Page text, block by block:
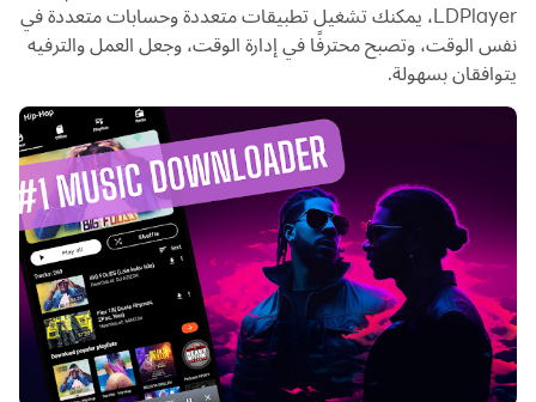
الماوس ولوحة المفاتيح أسرع بكثير من لمس الشاشة، ولن داعي
للقلق أبدًا بشأن قوة جهازك.
تطبيقات وحسابات متعددة على جهاز الكمبيوتر الخاص بك.
تعمل وظيفة نقل الملفات بين المحاكي والكمبيوتر على تسهيل
مشاركة الصور ومقاطع الفيديو والملفات.
قم بتنزيل تنزيل الموسيقى وتشغيله على جهاز الكمبيوتر الآن
واستمتع بالشاشة الكبيرة وجودة الصورة عالية الوضوح لإصدار
الكمبيوتر الشخصي!
AT Music Downloader: أفضل تطبيق موسيقى مجاني يعمل
LDPlayer، يمكنك تشغيل تطبيقات متعددة وحسابات متعددة في
نفس الوقت، وتصبح محترفًا في إدارة الوقت، وجعل العمل والترفيه
يتوافقان بسهولة.